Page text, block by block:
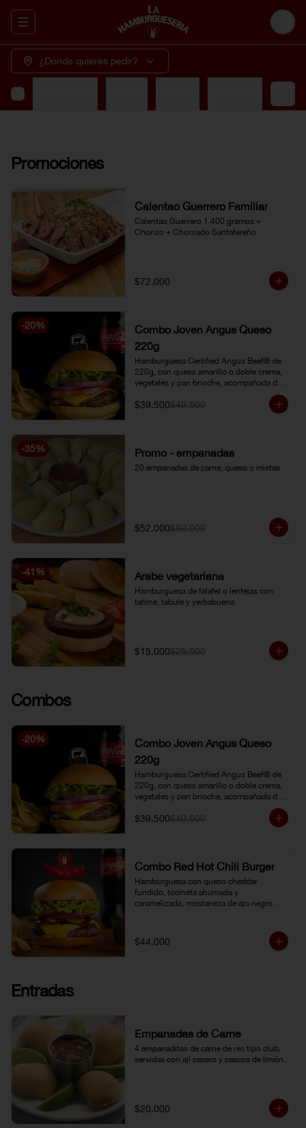
Abrir menu de navegación Login
¿Dónde quieres pedir?
Promociones
Calentao Guerrero Familiar
Calentao Guerrero 1.400 gramos +
Chorizo + Chorriado Santafereño
$72.000
-20%
Combo Joven Angus Queso
220g
Hamburguesa Certified Angus Beef® de
220g, con queso amarillo o doble crema,
vegetales y pan brioche, acompañada de
papa chip o papa francesa y gaseosa o
limonada natural.
$39.500$49.500
-35% Promo - empanadas
20 empanadas de carne, queso o mixtas.
$52.000$80.000
-41 % Árabe vegetariana
Hamburguesa de falafel o lentejas con
tahine, tabule y yerbabuena
$15.000$25.500
Combos
-20%
Combo Joven Angus Queso
220g
Hamburguesa Certified Angus Beef® de
220g, con queso amarillo o doble crema,
vegetales y pan brioche, acompañada de
papa chip o papa francesa y gaseosa o
limonada natural.
$39.500$49.500
Combo Red Hot Chili Burger
Hamburguesa con queso cheddar
fundido, tocineta ahumada y
caramelizada, mostaneza de ajo negro y
famoso chili con carne al lado.
Acompañada de papa chip o papa
$44.000
Entradas
Empanadas de Carne
4 empanaditas de carne de res tipo club,
servidas con ají casero y cascos de limón.
$20.000